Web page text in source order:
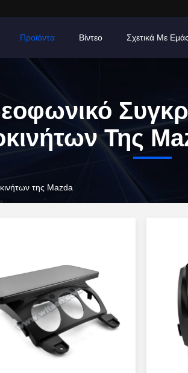
Προϊόντα Βίντεο Σχετικά Με Εμάς
Της
της Mazda